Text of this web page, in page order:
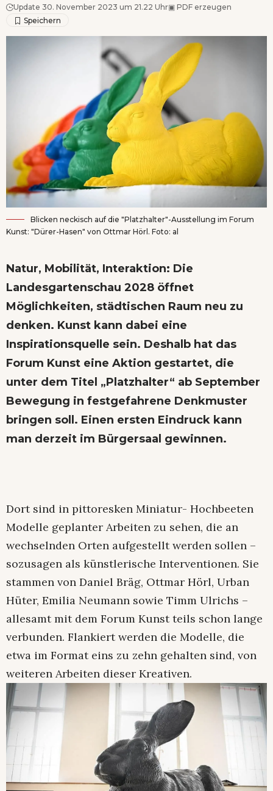
Update 30. November 2023 um 21.22 Uhr▣ PDF erzeugen
Blicken neckisch auf die "Platzhalter"-Ausstellung im Forum
Kunst: "Dürer-Hasen" von Ottmar Hörl. Foto: al
Natur, Mobilität, Interaktion: Die
Landesgartenschau 2028 öffnet
Möglichkeiten, städtischen Raum neu zu
denken. Kunst kann dabei eine
Inspirationsquelle sein. Deshalb hat das
Forum Kunst eine Aktion gestartet, die
unter dem Titel „Platzhalter“ ab September
Bewegung in festgefahrene Denkmuster
bringen soll. Einen ersten Eindruck kann
man derzeit im Bürgersaal gewinnen.
Dort sind in pittoresken Miniatur- Hochbeeten
Modelle geplanter Arbeiten zu sehen, die an
wechselnden Orten aufgestellt werden sollen –
sozusagen als künstlerische Interventionen. Sie
stammen von Daniel Bräg, Ottmar Hörl, Urban
Hüter, Emilia Neumann sowie Timm Ulrichs –
allesamt mit dem Forum Kunst teils schon lange
verbunden. Flankiert werden die Modelle, die
etwa im Format eins zu zehn gehalten sind, von
weiteren Arbeiten dieser Kreativen.